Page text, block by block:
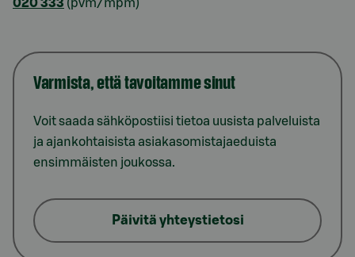
020 333 (pvm/mpm)
Varmista, että tavoitamme sinut
Voit saada sähköpostiisi tietoa uusista palveluista
ja ajankohtaisista asiakasomistajaeduista
ensimmäisten joukossa.
Päivitä yhteystietosi